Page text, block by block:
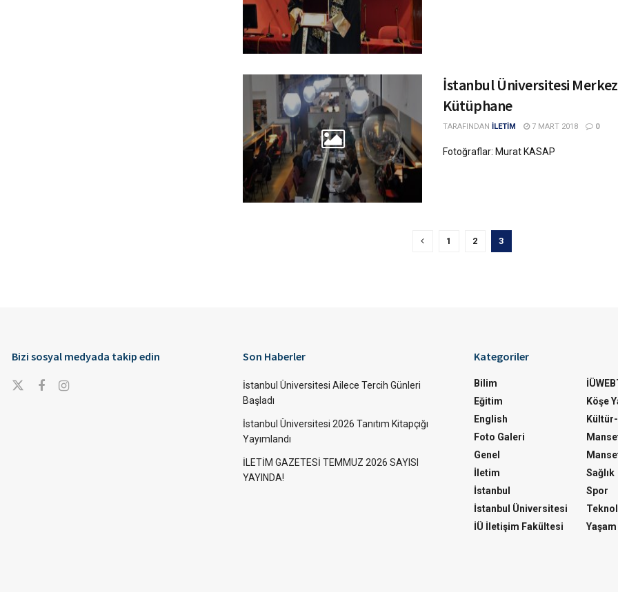
İstanbul Üniversitesi Merkez
Kütüphane
TARAFINDAN İLETİM 7 MART 2018 0
Fotoğraflar: Murat KASAP
1 2 3
Bizi sosyal medyada takip edin Son Haberler
İstanbul Üniversitesi Ailece Tercih Günleri
Başladı
İstanbul Üniversitesi 2026 Tanıtım Kitapçığı
Yayımlandı
İLETİM GAZETESİ TEMMUZ 2026 SAYISI
YAYINDA!
Kategoriler
Bilim
Eğitim
English
Foto Galeri
Genel
İletim
İstanbul
İstanbul Üniversitesi
İÜ İletişim Fakültesi
Köşe
Sağlık
Spor
Yaşam